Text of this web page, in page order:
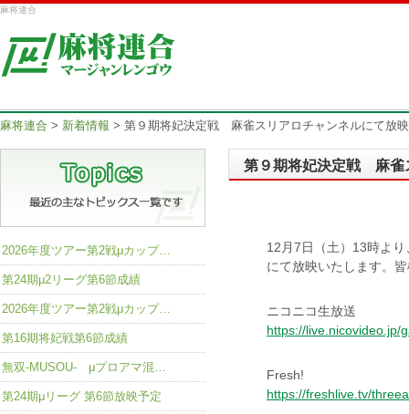
麻将連合
麻将連合 > 新着情報 > 第９期将妃決定戦 麻雀スリアロチャンネルにて放
第９期将妃決定戦 麻雀
12月7日（土）13時よ
にて放映いたします。
ニコニコ生放送
https://live.nicovideo.jp/
Fresh!
https://freshlive.tv/
2026年度ツアー第2戦μカップ…
第24期μ2リーグ第6節成績
2026年度ツアー第2戦μカップ…
第16期将妃戦第6節成績
無双-MUSOU- μプロアマ混…
第24期μリーグ 第6節放映予定